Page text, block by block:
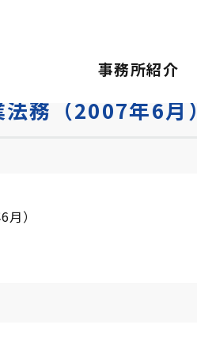
事務所紹介
務（2007年6月）
）